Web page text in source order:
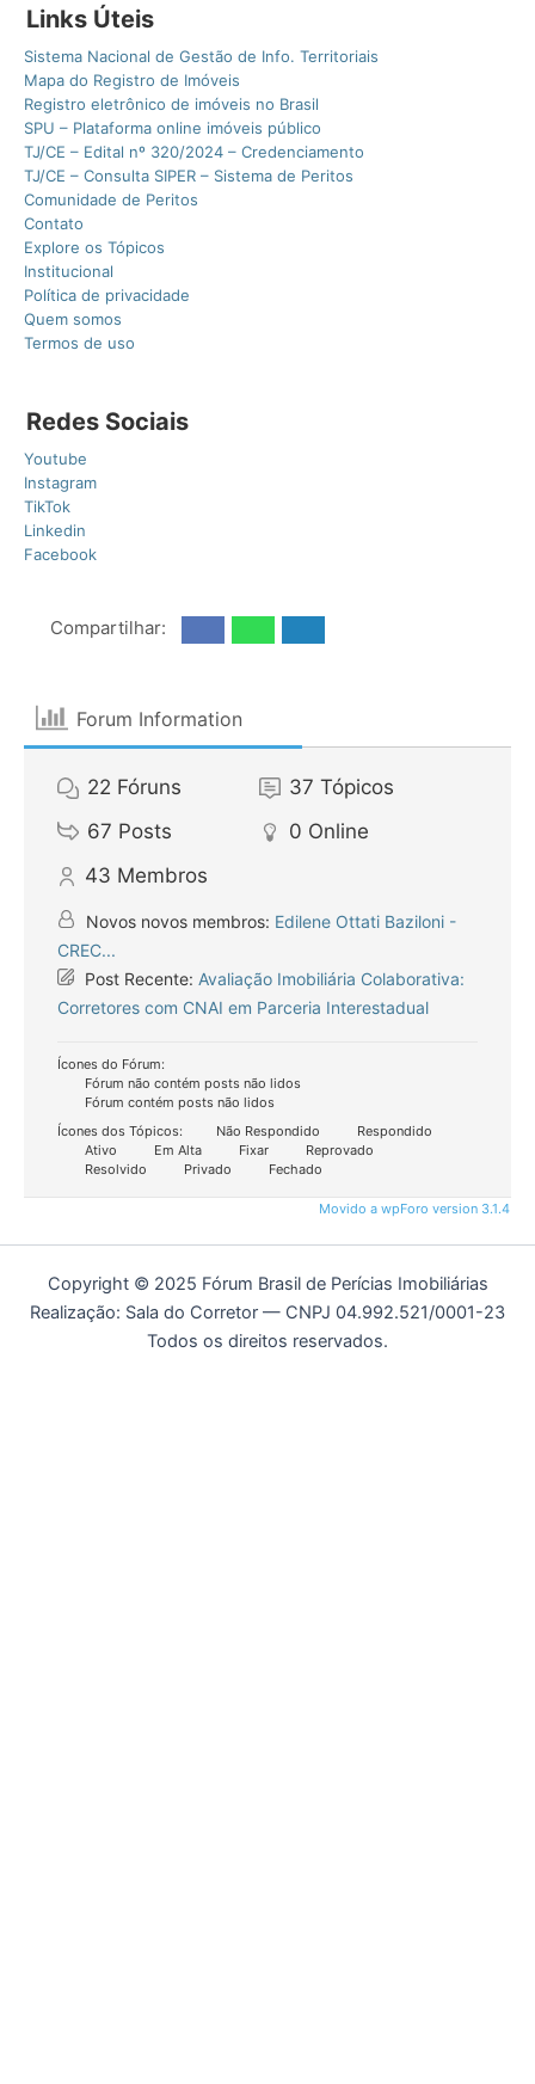
Links Úteis
Sistema Nacional de Gestão de Info. Territoriais
Mapa do Registro de Imóveis
Registro eletrônico de imóveis no Brasil
SPU – Plataforma online imóveis público
TJ/CE – Edital nº 320/2024 – Credenciamento
TJ/CE – Consulta SIPER – Sistema de Peritos
Comunidade de Peritos
Contato
Explore os Tópicos
Institucional
Política de privacidade
Quem somos
Termos de uso
Redes Sociais
Youtube
Instagram
TikTok
Linkedin
Facebook
Compartilhar:
Forum Information
22 Fóruns 37 Tópicos
67 Posts 0 Online
43 Membros
Novos novos membros: Edilene Ottati Baziloni -
CREC...
Post Recente: Avaliação Imobiliária Colaborativa:
Corretores com CNAI em Parceria Interestadual
Ícones do Fórum:
Fórum não contém posts não lidos
Fórum contém posts não lidos
Ícones dos Tópicos:
Não Respondido
Respondido
Ativo
Em Alta Fixar
Reprovado
Resolvido
Privado Fechado
Movido a wpForo version 3.1.4
Copyright © 2025 Fórum Brasil de Perícias Imobiliárias
Realização: Sala do Corretor — CNPJ 04.992.521/0001-23
Todos os direitos reservados.